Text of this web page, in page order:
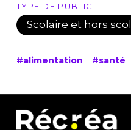
TYPE DE PUBLIC
Scolaire et hors
#alimentation #santé